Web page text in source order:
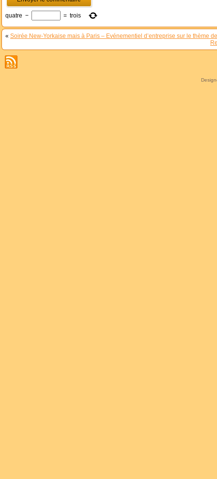
quatre − = trois
« Soirée New-Yorkaise mais à Paris – Evénementiel d’entreprise sur le thème